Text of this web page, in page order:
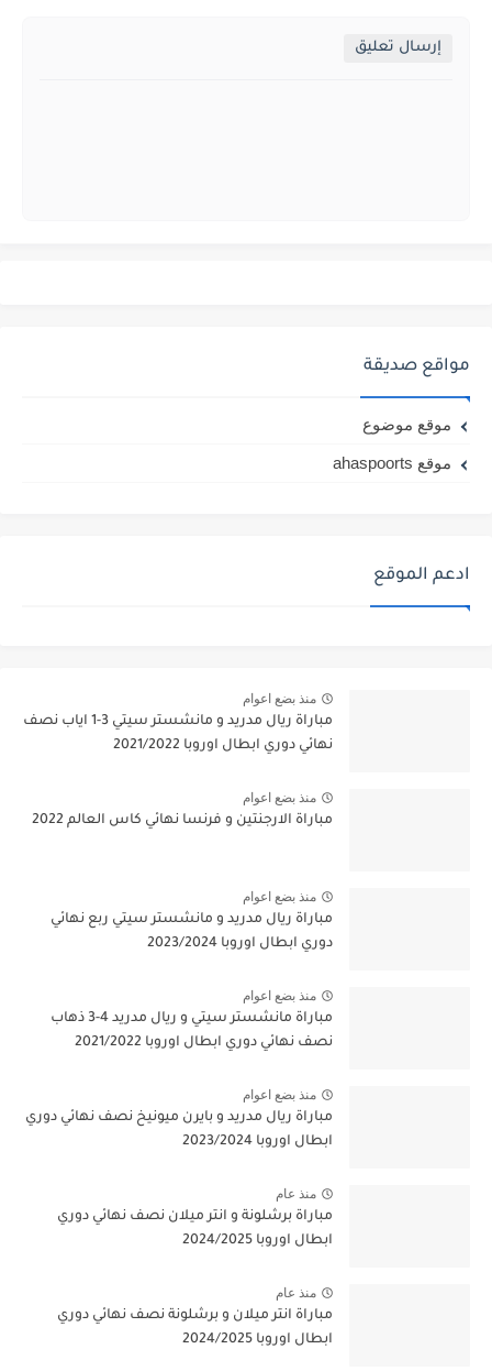
إرسال تعليق
مواقع صديقة
موقع موضوع
موقع ahaspoorts
ادعم الموقع
منذ بضع اعوام
مباراة ريال مدريد و مانشستر سيتي 3-1 اياب نصف
نهائي دوري ابطال اوروبا 2021/2022
منذ بضع اعوام
مباراة الارجنتين و فرنسا نهائي كاس العالم 2022
منذ بضع اعوام
مباراة ريال مدريد و مانشستر سيتي ربع نهائي
دوري ابطال اوروبا 2023/2024
منذ بضع اعوام
مباراة مانشستر سيتي و ريال مدريد 4-3 ذهاب
نصف نهائي دوري ابطال اوروبا 2021/2022
منذ بضع اعوام
مباراة ريال مدريد و بايرن ميونيخ نصف نهائي دوري
ابطال اوروبا 2023/2024
منذ عام
مباراة برشلونة و انتر ميلان نصف نهائي دوري
ابطال اوروبا 2024/2025
منذ عام
مباراة انتر ميلان و برشلونة نصف نهائي دوري
ابطال اوروبا 2024/2025